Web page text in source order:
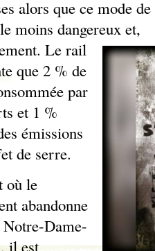
alors que ce mode
le moins dangereux
Le rail
que 2 % de
par
et 1 %
émissions
de serre.
où le
abandonne
Dame-
il est